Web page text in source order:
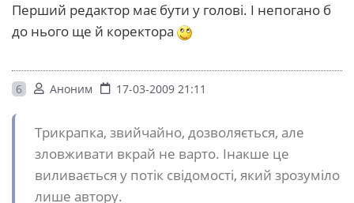
Перший редактор має бути у голові. І непогано б
до нього ще й коректора
6 Аноним 17-03-2009 21:11
Трикрапка, звийчайно, дозволяється, але
зловживати вкрай не варто. Інакше це
виливається у потік свідомості, який зрозуміло
лише автору.